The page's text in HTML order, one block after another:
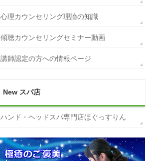
心理カウンセリング理論の知識
傾聴カウンセリングセミナー動画
講師認定の方への情報ページ
New スパ店
ハンド・ヘッドスパ専門店ほぐっすりん